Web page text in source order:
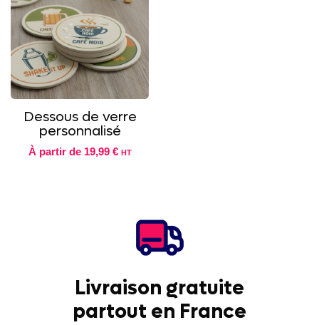
Dessous de verre
personnalisé
À partir de 19,99 € HT
Livraison gratuite
partout en France